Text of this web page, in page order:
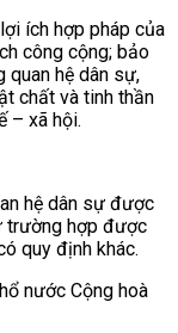
ích hợp pháp của
công cộng; bảo
quan hệ dân sự,
chất và tinh thần
– xã hội.
hệ dân sự được
trường hợp được
quy định khác.
nước Cộng hoà